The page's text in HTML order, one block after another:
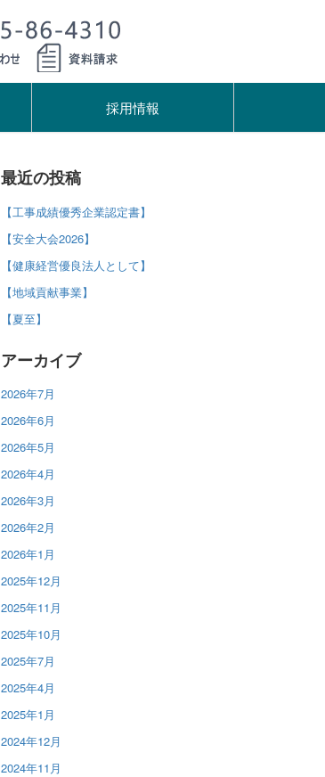
採用情報
最近の投稿
【工事成績優秀企業認定書】
【安全大会2026】
【健康経営優良法人として】
【地域貢献事業】
【夏至】
アーカイブ
2026年7月
2026年6月
2026年5月
2026年4月
2026年3月
2026年2月
2026年1月
2025年12月
2025年11月
2025年10月
2025年7月
2025年4月
2025年1月
2024年12月
2024年11月